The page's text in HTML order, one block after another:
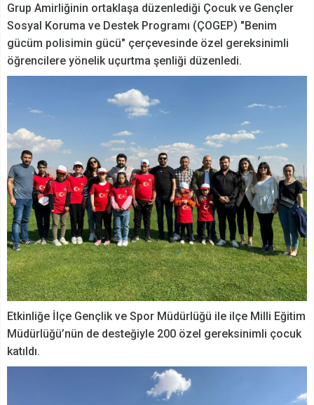
Grup Amirliğinin ortaklaşa düzenlediği Çocuk ve Gençler
Sosyal Koruma ve Destek Programı (ÇOGEP) "Benim
gücüm polisimin gücü" çerçevesinde özel gereksinimli
öğrencilere yönelik uçurtma şenliği düzenledi.
Etkinliğe İlçe Gençlik ve Spor Müdürlüğü ile ilçe Milli Eğitim
Müdürlüğü’nün de desteğiyle 200 özel gereksinimli çocuk
katıldı.